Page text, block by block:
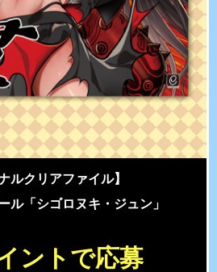
ルクリアファイル】
ル「シゴロヌキ・ジュン」
ントで応募